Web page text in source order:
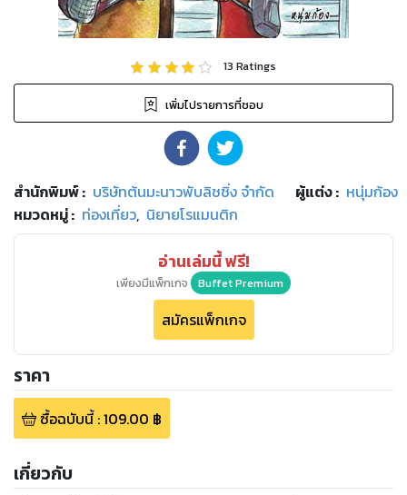
13 Ratings
เพิ่มไปรายการที่ชอบ
สำนักพิมพ์: บริษัทต้นมะนาวพับลิชชิ่ง จำกัด ผู้แต่ง : หนุ่มก้อง
หมวดหมู่: ท่องเที่ยว, นิยายโรแมนติก
อ่านเล่มนี้ ฟรี!
เพียงมีแพ็กเกจ Buffet Premium
สมัครแพ็กเกจ
ราคา
ซื้อฉบับนี้:109.00 ฿
เกี่ยวกับ